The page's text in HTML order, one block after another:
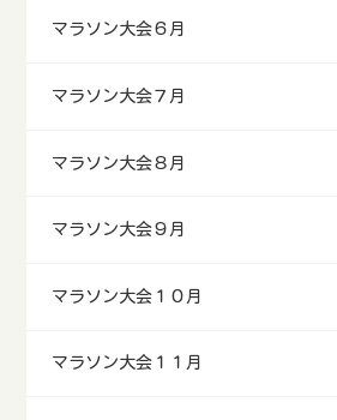
マラソン大会６月
マラソン大会７月
マラソン大会８月
マラソン大会９月
マラソン大会１０月
マラソン大会１１月